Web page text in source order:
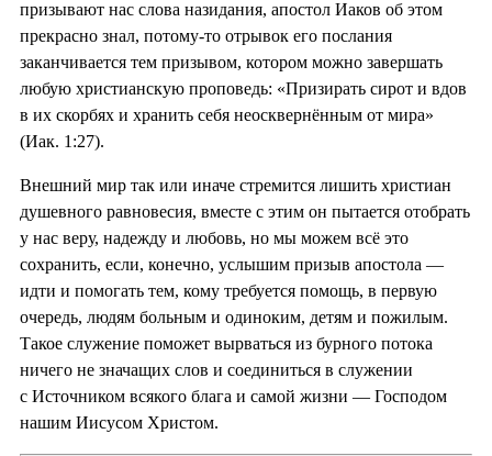
призывают нас слова назидания, апостол Иаков об этом
прекрасно знал, потому-то отрывок его послания
заканчивается тем призывом, котором можно завершать
любую христианскую проповедь: «Призирать сирот и вдов
в их скорбях и хранить себя неосквернённым от мира»
(Иак. 1:27).
Внешний мир так или иначе стремится лишить христиан
душевного равновесия, вместе с этим он пытается отобрать
у нас веру, надежду и любовь, но мы можем всё это
сохранить, если, конечно, услышим призыв апостола —
идти и помогать тем, кому требуется помощь, в первую
очередь, людям больным и одиноким, детям и пожилым.
Такое служение поможет вырваться из бурного потока
ничего не значащих слов и соединиться в служении
с Источником всякого блага и самой жизни — Господом
нашим Иисусом Христом.